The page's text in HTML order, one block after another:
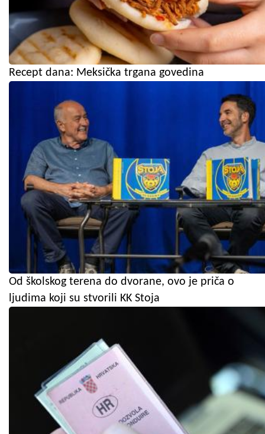
Recept dana: Meksička trgana govedina
Od školskog terena do dvorane, ovo je priča o
ljudima koji su stvorili KK Stoja